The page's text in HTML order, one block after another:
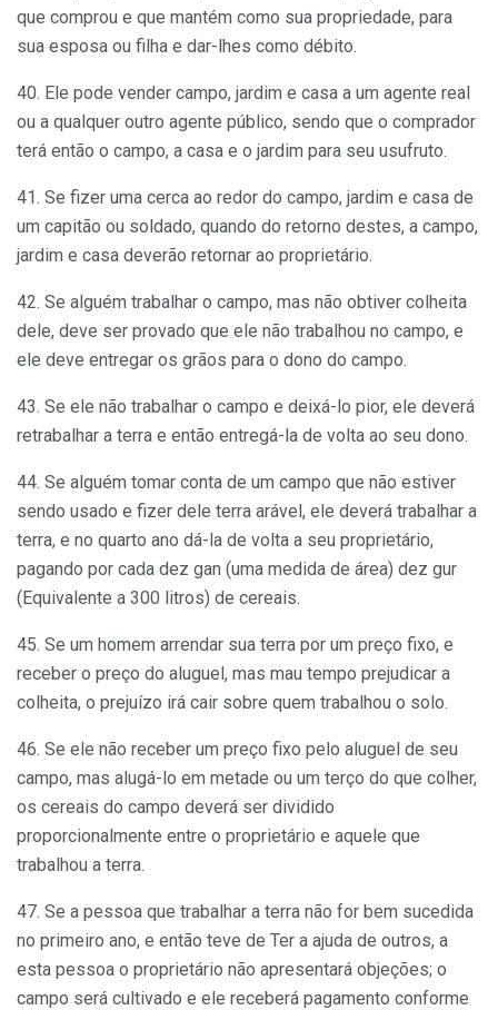
que comprou e que mantém como sua propriedade, para
sua esposa ou filha e dar-lhes como débito.
40. Ele pode vender campo, jardim e casa a um agente real
ou a qualquer outro agente público, sendo que o comprador
terá então o campo, a casa e o jardim para seu usufruto.
41. Se fizer uma cerca ao redor do campo, jardim e casa de
um capitão ou soldado, quando do retorno destes, a campo,
jardim e casa deverão retornar ao proprietário.
42. Se alguém trabalhar o campo, mas não obtiver colheita
dele, deve ser provado que ele não trabalhou no campo, e
ele deve entregar os grãos para o dono do campo.
43. Se ele não trabalhar o campo e deixá-lo pior, ele deverá
retrabalhar a terra e então entregá-la de volta ao seu dono.
44. Se alguém tomar conta de um campo que não estiver
sendo usado e fizer dele terra arável, ele deverá trabalhar a
terra, e no quarto ano dá-la de volta a seu proprietário,
pagando por cada dez gan (uma medida de área) dez gur
(Equivalente a 300 litros) de cereais.
45. Se um homem arrendar sua terra por um preço fixo, e
receber o preço do aluguel, mas mau tempo prejudicar a
colheita, o prejuízo irá cair sobre quem trabalhou o solo.
46. Se ele não receber um preço fixo pelo aluguel de seu
campo, mas alugá-lo em metade ou um terço do que colher,
os cereais do campo deverá ser dividido
proporcionalmente entre o proprietário e aquele que
trabalhou a terra.
47. Se a pessoa que trabalhar a terra não for bem sucedida
no primeiro ano, e então teve de Ter a ajuda de outros, a
esta pessoa o proprietário não apresentará objeções; o
campo será cultivado e ele receberá pagamento conforme